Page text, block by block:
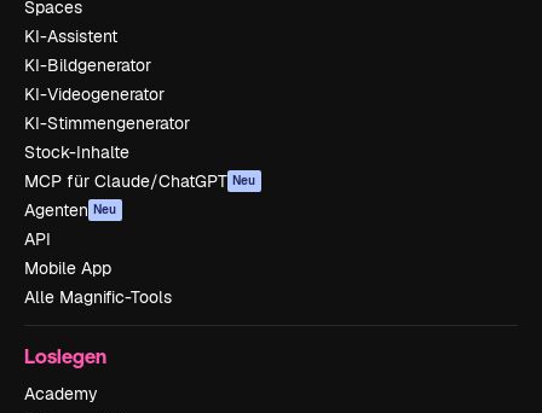
Spaces
KI-Assistent
KI-Bildgenerator
KI-Videogenerator
KI-Stimmengenerator
Stock-Inhalte
MCP für Claude/ChatGPT Neu
Agenten Neu
API
Mobile App
Alle Magnific-Tools
Loslegen
Academy